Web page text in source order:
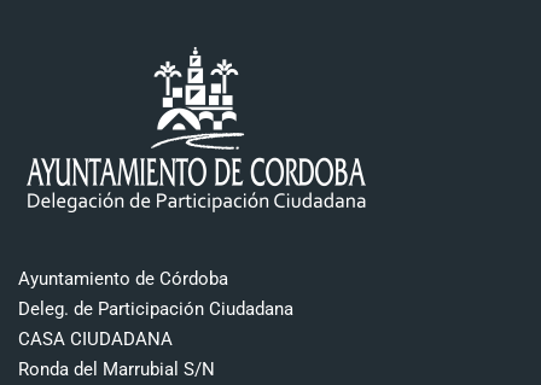
Ayuntamiento de Córdoba
Deleg. de Participación Ciudadana
CASA CIUDADANA
Ronda del Marrubial S/N